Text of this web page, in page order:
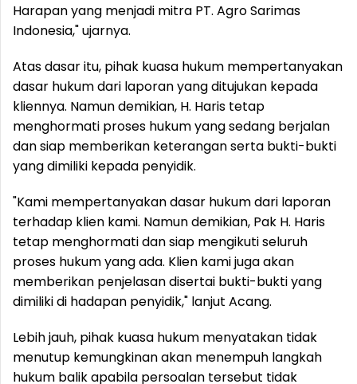
Harapan yang menjadi mitra PT. Agro Sarimas
Indonesia," ujarnya.
Atas dasar itu, pihak kuasa hukum mempertanyakan
dasar hukum dari laporan yang ditujukan kepada
kliennya. Namun demikian, H. Haris tetap
menghormati proses hukum yang sedang berjalan
dan siap memberikan keterangan serta bukti-bukti
yang dimiliki kepada penyidik.
"Kami mempertanyakan dasar hukum dari laporan
terhadap klien kami. Namun demikian, Pak H. Haris
tetap menghormati dan siap mengikuti seluruh
proses hukum yang ada. Klien kami juga akan
memberikan penjelasan disertai bukti-bukti yang
dimiliki di hadapan penyidik," lanjut Acang.
Lebih jauh, pihak kuasa hukum menyatakan tidak
menutup kemungkinan akan menempuh langkah
hukum balik apabila persoalan tersebut tidak